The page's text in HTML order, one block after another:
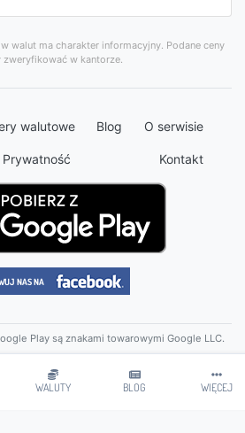
WALUTY BLOG WIĘCEJ
walut ma charakter informacyjny. Podane ceny
zweryfikować w kantorze.
walutowe Blog O serwisie
Prywatność Kontakt
Play są znakami towarowymi Google LLC.